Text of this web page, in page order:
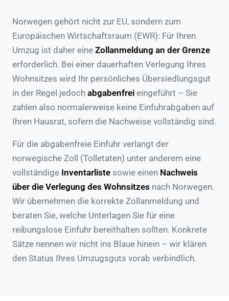
Norwegen gehört nicht zur EU, sondern zum
Europäischen Wirtschaftsraum (EWR): Für Ihren
Umzug ist daher eine Zollanmeldung an der Grenze
erforderlich. Bei einer dauerhaften Verlegung Ihres
Wohnsitzes wird Ihr persönliches Übersiedlungsgut
in der Regel jedoch abgabenfrei eingeführt – Sie
zahlen also normalerweise keine Einfuhrabgaben auf
Ihren Hausrat, sofern die Nachweise vollständig sind.
Für die abgabenfreie Einfuhr verlangt der
norwegische Zoll (Tolletaten) unter anderem eine
vollständige Inventarliste sowie einen Nachweis
über die Verlegung des Wohnsitzes nach Norwegen.
Wir übernehmen die korrekte Zollanmeldung und
beraten Sie, welche Unterlagen Sie für eine
reibungslose Einfuhr bereithalten sollten. Konkrete
Sätze nennen wir nicht ins Blaue hinein – wir klären
den Status Ihres Umzugsguts vorab verbindlich.